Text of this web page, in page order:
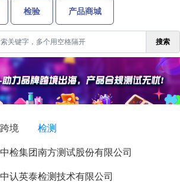
检验 产品商城
搜索
跨境 检测
中检集团南方测试股份有限公司
中认英泰检测技术有限公司